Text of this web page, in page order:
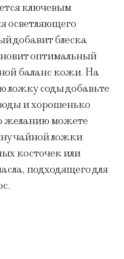
ключевым
осветляющего
добавит блеска
оптимальный
баланс кожи. На
ложку соды добавьте
и хорошенько
желанию можете
чайной ложки
косточек или
подходящего для